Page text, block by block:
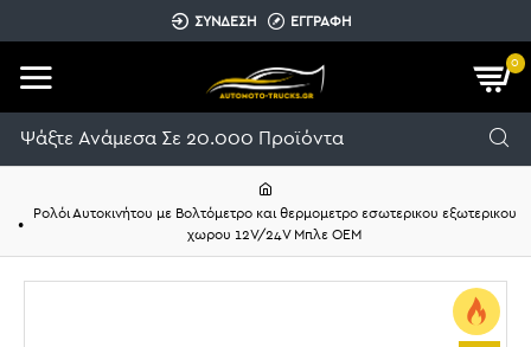
ΣΥΝΔΕΣΗ ΕΓΓΡΑΦΗ
0
Ρολόι Αυτοκινήτου με Βολτόμετρο και θερμομετρο εσωτερικου εξωτερικου
χωρου 12V/24V Μπλε OEM